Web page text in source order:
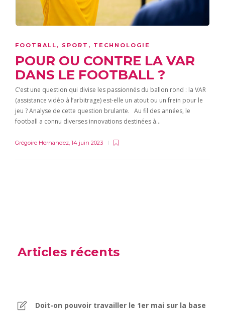
FOOTBALL , SPORT , TECHNOLOGIE
POUR OU CONTRE LA VAR
DANS LE FOOTBALL ?
C’est une question qui divise les passionnés du ballon rond : la VAR
(assistance vidéo à l’arbitrage) est-elle un atout ou un frein pour le
jeu ? Analyse de cette question brulante. Au fil des années, le
football a connu diverses innovations destinées à…
Grégoire Hernandez, 14 juin 2023
Articles récents
Doit-on pouvoir travailler le 1er mai sur la base